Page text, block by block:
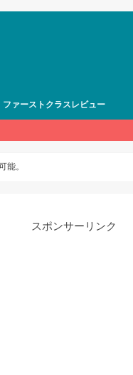
ファーストクラスレビュー
能。
スポンサーリンク